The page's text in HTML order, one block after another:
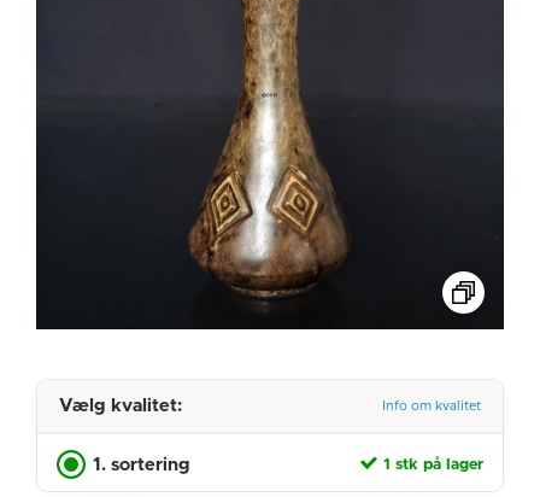
Vælg kvalitet: Info om kvalitet
1. sortering 1 stk på lager